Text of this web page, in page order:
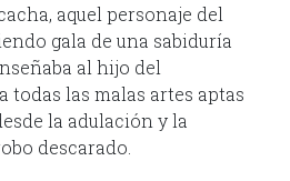
aquel personaje del
gala de una sabiduría
al hijo del
todas las malas artes aptas
la adulación y la
descarado.